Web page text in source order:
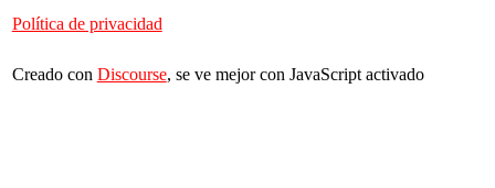
Política de privacidad
Creado con Discourse, se ve mejor con JavaScript activado